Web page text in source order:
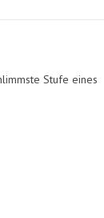
Stufe eines